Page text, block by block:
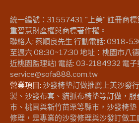
統一編號：31557431 "上美" 註冊商
重智慧財產權與商標著作權。
聯絡人: 蔡順良先生 行動電話: 0918-
至週六 08:30~17:30 地址：桃園市八
近桃園監理站) 電話: 03-2184932 電子
service@sofa888.com.tw
營業項目: 沙發椅墊訂做推薦上美沙發
製、沙發布套、貓抓布椅墊等訂做，
市、桃園與新竹苗栗等縣市，沙發椅
修理，是專業的沙發修理與沙發訂做工